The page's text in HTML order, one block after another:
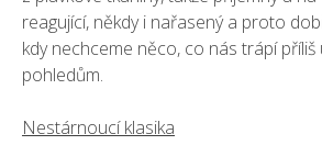
reagující, někdy i nařasený a proto
kdy nechceme něco, co nás trápí
pohledům.
Nestárnoucí klasika